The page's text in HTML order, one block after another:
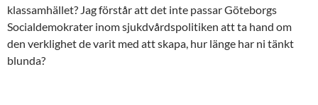
klassamhället? Jag förstår att det inte passar Göteborgs
Socialdemokrater inom sjukdvårdspolitiken att ta hand om
den verklighet de varit med att skapa, hur länge har ni tänkt
blunda?